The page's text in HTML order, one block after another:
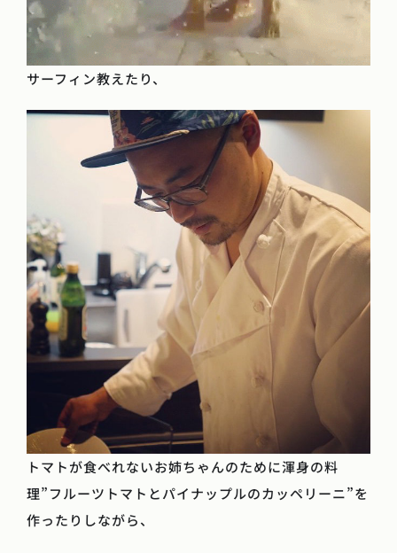
サーフィン教えたり、
トマトが食べれないお姉ちゃんのために渾身の料
理”フルーツトマトとパイナップルのカッペリーニ”を
作ったりしながら、